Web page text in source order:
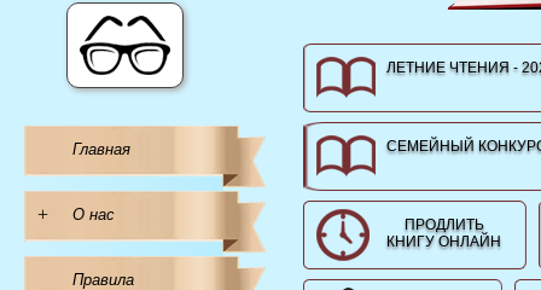
Главная
+ О нас
Правила
ЛЕТНИЕ ЧТЕНИЯ -
СЕМЕЙНЫЙ
ПРОДЛИТЬ
КНИГУ ОНЛАЙН